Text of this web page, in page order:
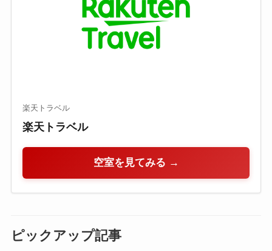
楽天トラベル
楽天トラベル
空室を見てみる →
ピックアップ記事